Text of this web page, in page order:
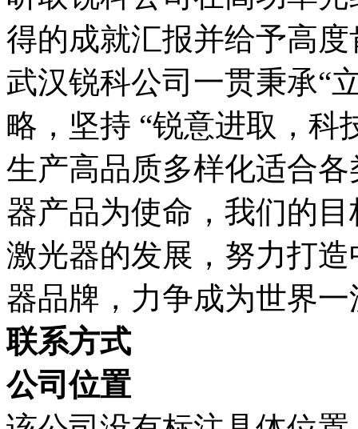
得的成就汇报并给予高度
武汉锐科公司一贯秉承“
略，坚持 “锐意进取，科
生产高品质多样化适合
器产品为使命，我们的
激光器的发展，努力打
器品牌，力争成为世界
联系方式
公司位置